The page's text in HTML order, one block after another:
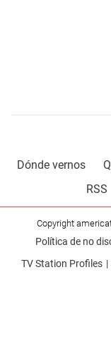
Dónde vernos
RSS
Copyright
Política de no
TV Station Profiles